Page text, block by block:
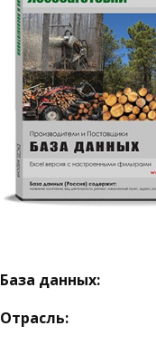
База данных:
Отрасль: